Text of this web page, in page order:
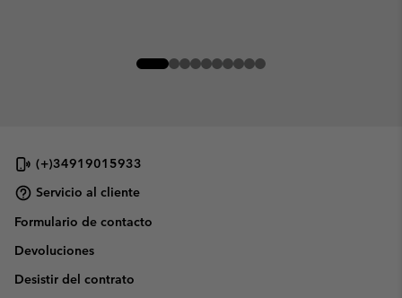
(+)34919015933
Servicio al cliente
Formulario de contacto
Devoluciones
Desistir del contrato